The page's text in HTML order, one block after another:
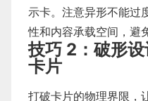
示卡。注意异形不能过
性和内容承载空间，避
技巧 2：破形设
卡片
打破卡片的物理界限，